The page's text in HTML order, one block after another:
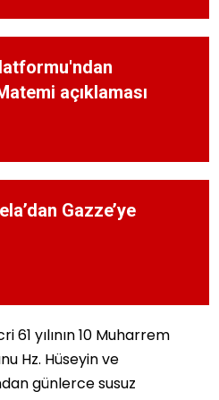
açıklaması
Gazze’ye
yılının 10 Muharrem
Hz. Hüseyin ve
günlerce susuz